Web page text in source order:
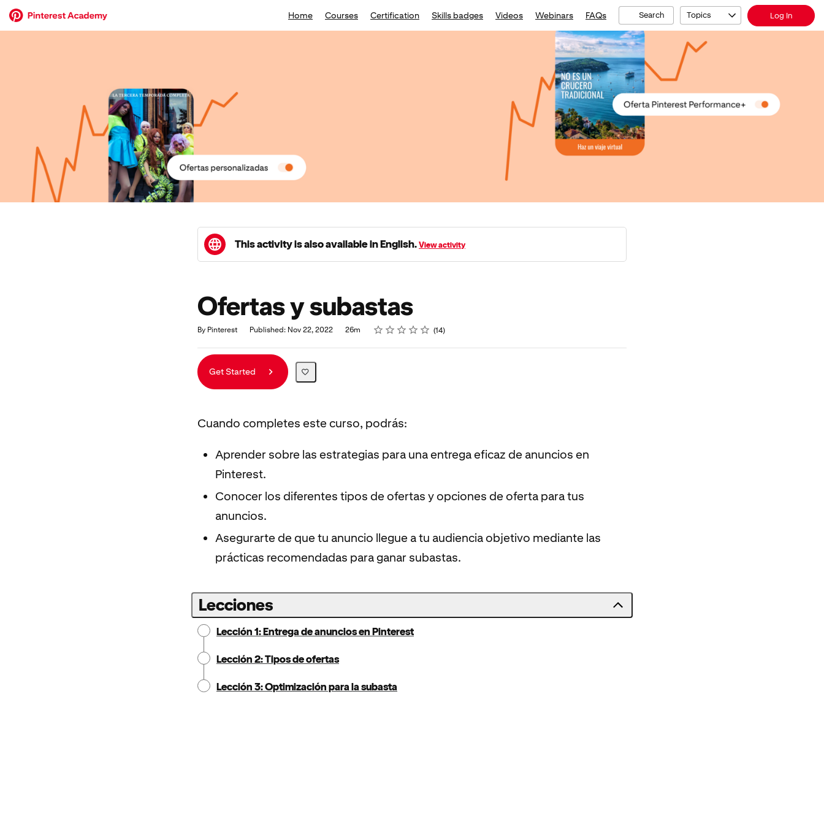
Home Courses Certification Skills badges Videos Webinars FAQs Search Topics Log In
This activity is also available in English. View activity
Ofertas y subastas
By Pinterest Published: Nov 22, 2022 26m Rating
1 star
2 stars
3 stars
4 stars
5 stars 14
Get Started
Cuando completes este curso, podrás:
Aprender sobre las estrategias para una entrega eficaz de anuncios en
Pinterest.
Conocer los diferentes tipos de ofertas y opciones de oferta para tus
anuncios.
Asegurarte de que tu anuncio llegue a tu audiencia objetivo mediante las
prácticas recomendadas para ganar subastas.
Lecciones
Lección 1: Entrega de anuncios en Pinterest
Lección 2: Tipos de ofertas
Lección 3: Optimización para la subasta